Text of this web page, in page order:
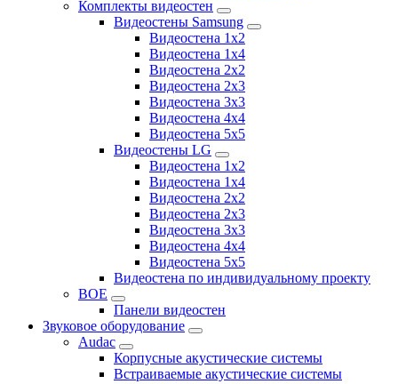
Комплекты видеостен
Видеостены Samsung
Видеостена 1x2
Видеостена 1x4
Видеостена 2x2
Видеостена 2х3
Видеостена 3x3
Видеостена 4x4
Видеостена 5x5
Видеостены LG
Видеостена 1x2
Видеостена 1x4
Видеостена 2x2
Видеостена 2x3
Видеостена 3x3
Видеостена 4x4
Видеостена 5x5
Видеостена по индивидуальному проекту
BOE
Панели видеостен
Звуковое оборудование
Audac
Корпусные акустические системы
Встраиваемые акустические системы